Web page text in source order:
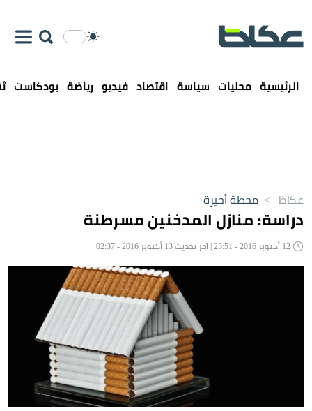
الرئيسية محليات سياسة اقتصاد فيديو رياضة بودكاست
عكاظ > محطة أخيرة
دراسة: منازل المدخنين مسرطنة